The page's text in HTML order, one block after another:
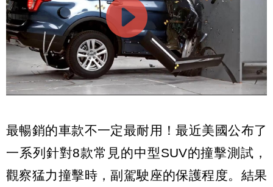
最暢銷的車款不一定最耐用！最近美國公布了
一系列針對8款常見的中型SUV的撞擊測試，
觀察猛力撞擊時，副駕駛座的保護程度。結果